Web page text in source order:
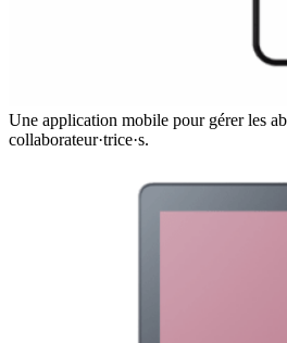
Une application mobile pour gérer les
collaborateur·trice·s.